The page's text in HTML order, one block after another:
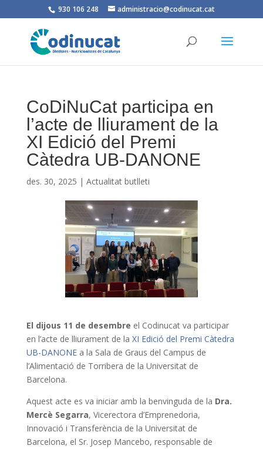
930 106 248 administracio@codinucat.cat
CoDiNuCat participa en
l’acte de lliurament de la
XI Edició del Premi
Càtedra UB-DANONE
des. 30, 2025 | Actualitat butlleti
El dijous 11 de desembre el Codinucat va participar
en l’acte de lliurament de la XI Edició del Premi Càtedra
UB-DANONEa la Sala de Graus del Campus de
l’Alimentació de Torribera de la Universitat de
Barcelona.
Aquest acte es va iniciar amb la benvinguda de la Dra.
Mercè Segarra, Vicerectora d’Emprenedoria,
Innovació i Transferència de la Universitat de
Barcelona, el Sr. Josep Mancebo, responsable de